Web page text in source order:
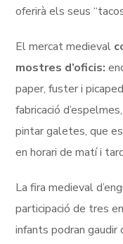
oferirà els seus
El mercat medieval
mostres d’oficis:
paper, fuster i
fabricació
pintar galetes, que
en horari de matí i
La fira medieval
participació de tres
infants podran gaudir